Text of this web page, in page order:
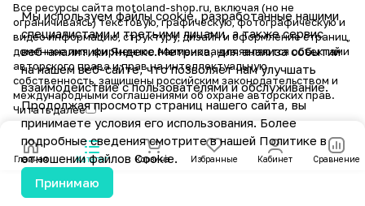
Главная Каталог Корзина Избранные Кабинет Сравнение
Мы используем файлы cookie, разработанные нашими
специалистами и третьими лицами, а также сервис
веб-аналитики Яндекс.Метрика, для анализа событий
на нашем веб-сайте, что позволяет нам улучшать
взаимодействие с пользователями и обслуживание.
Продолжая просмотр страниц нашего сайта, вы
принимаете условия его использования. Более
подробные сведения смотрите в нашей Политике в
отношении файлов Cookie.
Принимаю
Все ресурсы сайта motoland-shop.ru, включая (но не
ограничиваясь) текстовую, графическую, фотографическую и
видео информацию, структуру, дизайн и оформление страниц,
доменное имя, фирменное наименование являются объектами
авторского права и прав на интеллектуальную
собственность, защищены российским законодательством и
международными соглашениями об охране авторских прав.
Читать далее